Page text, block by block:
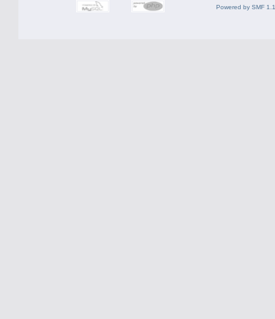
Powered by SMF